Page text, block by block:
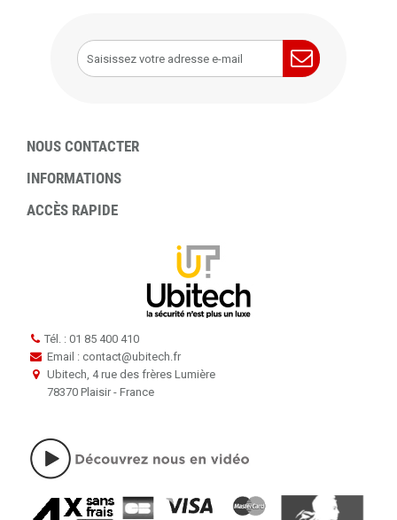
NOUS CONTACTER
INFORMATIONS
ACCÈS RAPIDE
Tél. : 01 85 400 410
Email : contact@ubitech.fr
Ubitech, 4 rue des frères Lumière
78370 Plaisir - France